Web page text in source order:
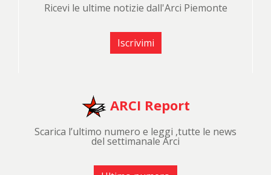
Ricevi le ultime notizie dall'Arci Piemonte
Iscrivimi
ARCI Report
Scarica l’ultimo numero e leggi ,tutte le news
del settimanale Arci